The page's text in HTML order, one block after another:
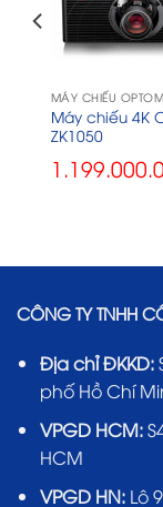
MÁY CHIẾU
Máy chiếu 4K
ZK1050
CÔNG TY TNHH
Địa chỉ ĐKKD:
phố Hồ Chí
VPGD HCM:
HCM
VPGD HN:Lô